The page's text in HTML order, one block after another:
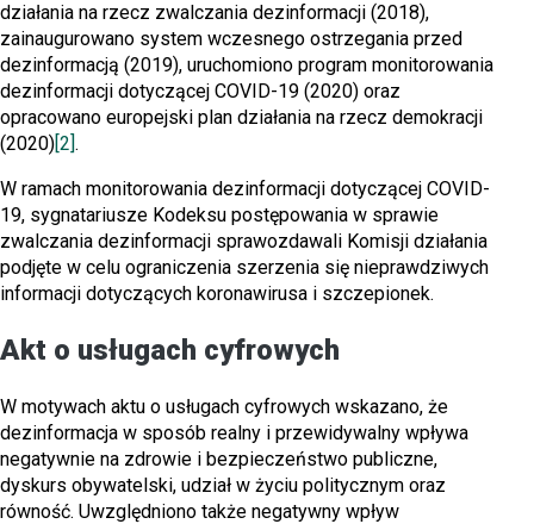
działania na rzecz zwalczania dezinformacji (2018),
zainaugurowano system wczesnego ostrzegania przed
dezinformacją (2019), uruchomiono program monitorowania
dezinformacji dotyczącej COVID-19 (2020) oraz
opracowano europejski plan działania na rzecz demokracji
(2020)[2].
W ramach monitorowania dezinformacji dotyczącej COVID-
19, sygnatariusze Kodeksu postępowania w sprawie
zwalczania dezinformacji sprawozdawali Komisji działania
podjęte w celu ograniczenia szerzenia się nieprawdziwych
informacji dotyczących koronawirusa i szczepionek.
Akt o usługach cyfrowych
W motywach aktu o usługach cyfrowych wskazano, że
dezinformacja w sposób realny i przewidywalny wpływa
negatywnie na zdrowie i bezpieczeństwo publiczne,
dyskurs obywatelski, udział w życiu politycznym oraz
równość. Uwzględniono także negatywny wpływ